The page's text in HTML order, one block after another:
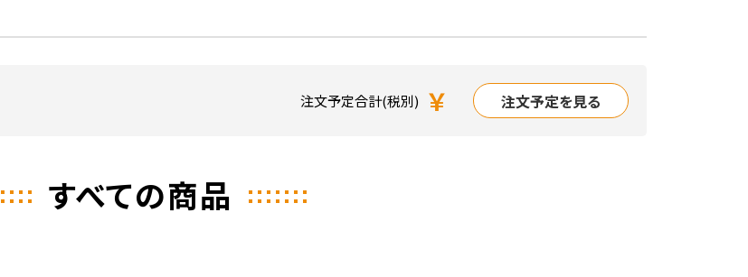
注文予定合計(税別) ￥ 注文予定を見る
すべての商品